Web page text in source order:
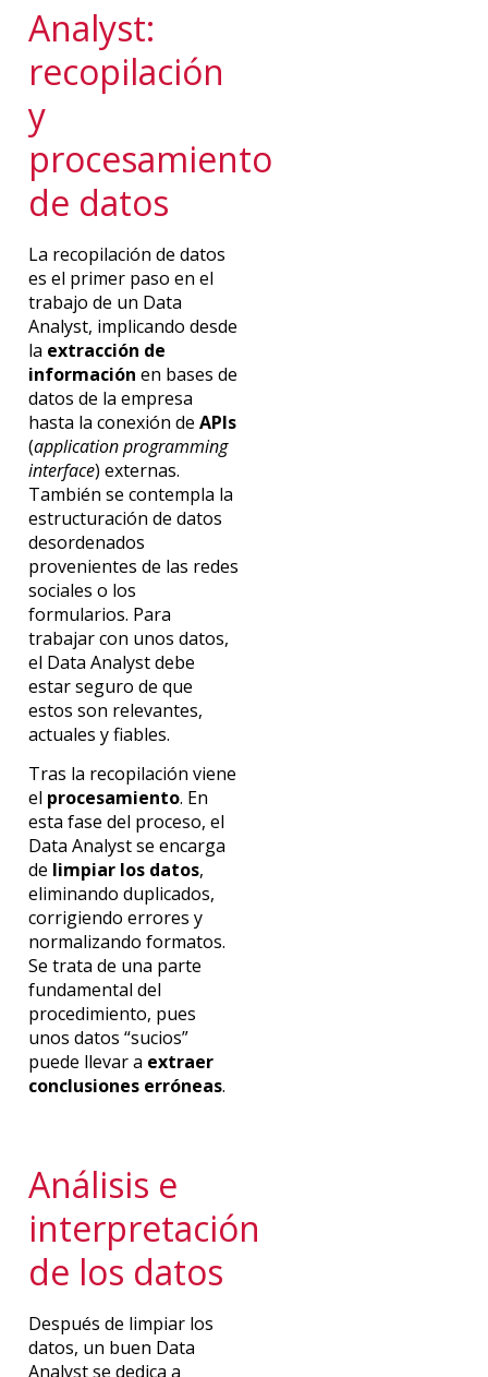
Analyst:
recopilación
y
procesamiento
de datos
La recopilación de datos
es el primer paso en el
trabajo de un Data
Analyst, implicando desde
la extracción de
información en bases de
datos de la empresa
hasta la conexión de APIs
(application programming
interface) externas.
También se contempla la
estructuración de datos
desordenados
provenientes de las redes
sociales o los
formularios. Para
trabajar con unos datos,
el Data Analyst debe
estar seguro de que
estos son relevantes,
actuales y fiables.
Tras la recopilación viene
el procesamiento. En
esta fase del proceso, el
Data Analyst se encarga
de limpiar los datos,
eliminando duplicados,
corrigiendo errores y
normalizando formatos.
Se trata de una parte
fundamental del
procedimiento, pues
unos datos “sucios”
puede llevar a extraer
conclusiones erróneas.
Análisis e
interpretación
de los datos
Después de limpiar los
datos, un buen Data
Analyst se dedica a